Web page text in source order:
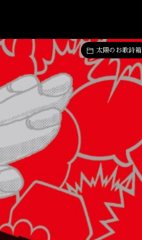
太陽のお歌詩箱